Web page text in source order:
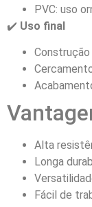
PVC: uso
✔️ Uso final
Alta
Longa
Fácil de